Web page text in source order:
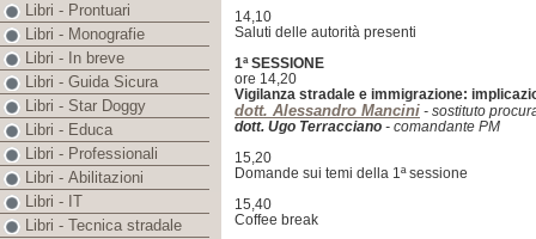
14,10
Saluti delle autorità presenti
1ª SESSIONE
ore 14,20
Vigilanza stradale e immigrazione:
dott. Alessandro Mancini - sostituto
dott. Ugo Terracciano - comandante PM
15,20
Domande sui temi della 1ª sessione
15,40
Coffee break
Libri - Prontuari
Libri - Monografie
Libri - In breve
Libri - Guida Sicura
Libri - Star Doggy
Libri - Educa
Libri - Professionali
Libri - Abilitazioni
Libri - IT
Libri - Tecnica stradale